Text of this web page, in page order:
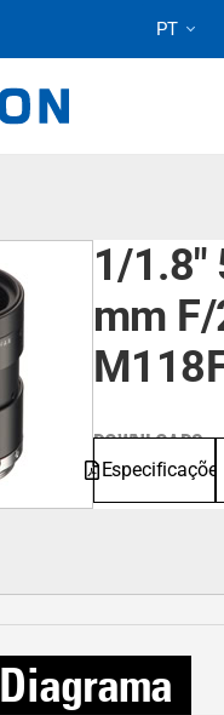
PT
1/1.8"
mm
DOWNLOADS
Especificações
Diagrama